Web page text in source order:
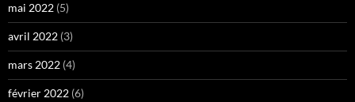
mai 2022 (5)
avril 2022 (3)
mars 2022 (4)
février 2022 (6)